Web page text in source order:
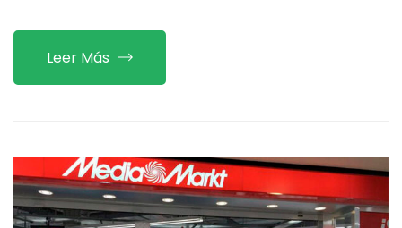
Leer Más